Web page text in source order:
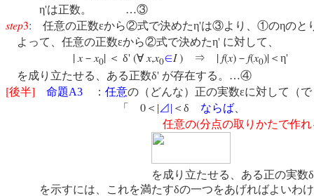
η'は正数。 …③
step3: 任意の正数εから②式で決めたη'は③より、①のηのと
よって、任意の正数εから②式で決めたη' に対して、
| x － x0| ＜ δ' (∀ x,x0∈I) ⇒ |f(x) － f(x0)| ＜η'
を成り立たせる、ある正数δ' が存在する。…④
[後半] 命題A3 ： 任意の（どんな）正の実数εに対して（
「 0 ＜ | ⊿| ＜δ ならば
任意の(分点の取りかたで作れ
を成り立たせる、ある正の実数δが
を示すには、これを満たすδの一つをあげればよいわけ